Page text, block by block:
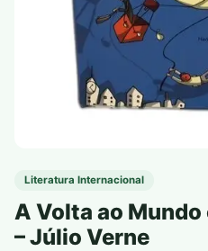
Literatura Internacional
A Volta ao
– Júlio Verne